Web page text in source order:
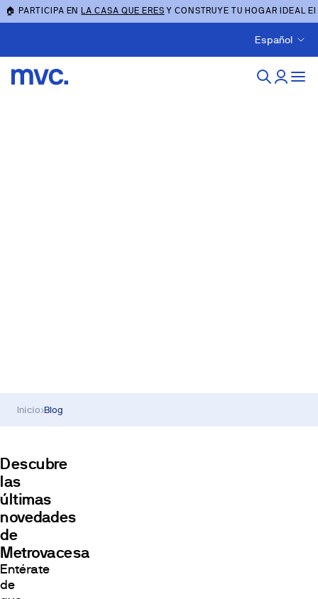
🏠 PARTICIPA ENLA CASA QUE ERES Y CONSTRUYE TU HOGAR IDEAL
Español
Inicio›Blog
Descubre
las
últimas
novedades
de
Metrovacesa
Entérate
de